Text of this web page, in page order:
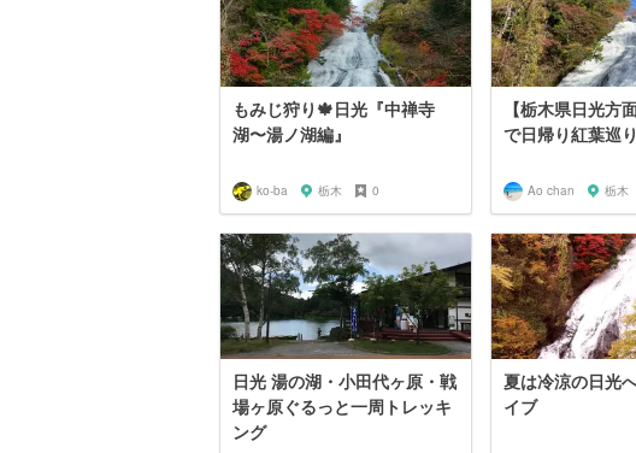
もみじ狩り🍁日光『中禅寺
湖〜湯ノ湖編』
ko-ba 栃木 0
【栃木県日光方
で日帰り紅葉巡り
Ao chan 栃木
日光 湯の湖・小田代ヶ原・戦
場ヶ原ぐるっと一周トレッキ
ング
夏は冷涼の日光
イブ